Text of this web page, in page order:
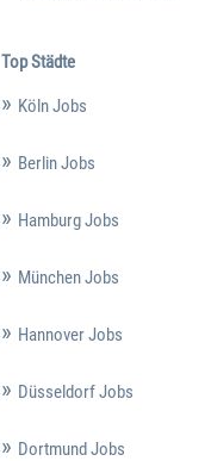
Top Städte
Köln Jobs
Berlin Jobs
Hamburg Jobs
München Jobs
Hannover Jobs
Düsseldorf Jobs
Dortmund Jobs